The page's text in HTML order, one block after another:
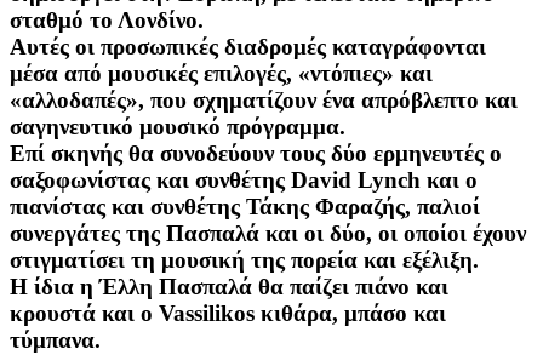
σταθμό το Λονδίνο.
Αυτές οι προσωπικές διαδρομές καταγράφονται
μέσα από μουσικές επιλογές, «ντόπιες» και
«αλλοδαπές», που σχηματίζουν ένα απρόβλεπτο και
σαγηνευτικό μουσικό πρόγραμμα.
Επί σκηνής θα συνοδεύουν τους δύο ερμηνευτές ο
σαξοφωνίστας και συνθέτης David Lynch και ο
πιανίστας και συνθέτης Τάκης Φαραζής, παλιοί
συνεργάτες της Πασπαλά και οι δύο, οι οποίοι έχουν
στιγματίσει τη μουσική της πορεία και εξέλιξη.
Η ίδια η Έλλη Πασπαλά θα παίζει πιάνο και
κρουστά και ο Vassilikos κιθάρα, μπάσο και
τύμπανα.